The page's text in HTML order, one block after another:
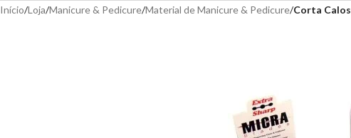
Início/Loja/Manicure & Pedicure/Material de Manicure & Pedicure/Corta Calos